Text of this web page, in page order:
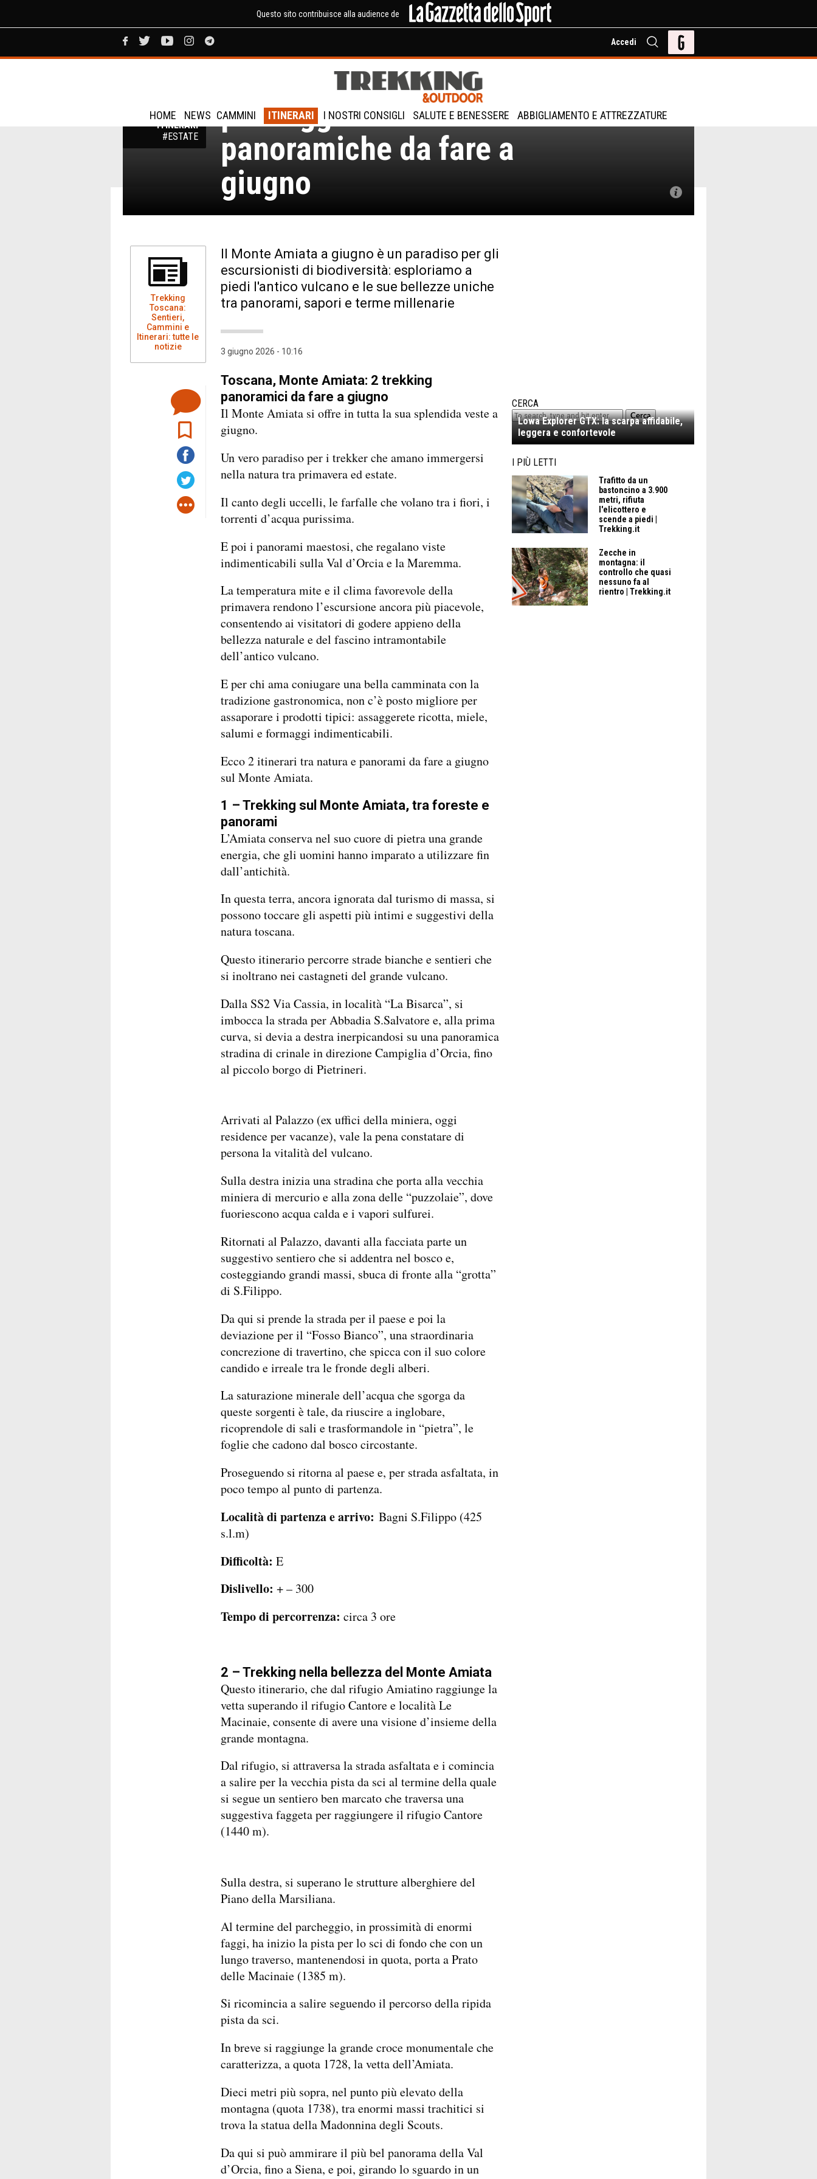
Questo sito contribuisce alla audience de
Accedi
HOME NEWS CAMMINI ITINERARI I NOSTRI CONSIGLI SALUTE E BENESSERE ABBIGLIAMENTO E ATTREZZATURE
CAMMINI E
ITINERARI
#ESTATE
Amiata bellissimo: 2
passeggiate
panoramiche da fare a
giugno
Trekking
Toscana:
Sentieri,
Cammini e
Itinerari: tutte le
notizie
Il Monte Amiata a giugno è un paradiso per gli
escursionisti di biodiversità: esploriamo a
piedi l'antico vulcano e le sue bellezze uniche
tra panorami, sapori e terme millenarie
3 giugno 2026 - 10:16
Toscana, Monte Amiata: 2 trekking
panoramici da fare a giugno
Il Monte Amiata si offre in tutta la sua splendida veste a
giugno.
Un vero paradiso per i trekker che amano immergersi
nella natura tra primavera ed estate.
Il canto degli uccelli, le farfalle che volano tra i fiori, i
torrenti d’acqua purissima.
E poi i panorami maestosi, che regalano viste
indimenticabili sulla Val d’Orcia e la Maremma.
La temperatura mite e il clima favorevole della
primavera rendono l’escursione ancora più piacevole,
consentendo ai visitatori di godere appieno della
bellezza naturale e del fascino intramontabile
dell’antico vulcano.
E per chi ama coniugare una bella camminata con la
tradizione gastronomica, non c’è posto migliore per
assaporare i prodotti tipici: assaggerete ricotta, miele,
salumi e formaggi indimenticabili.
Ecco 2 itinerari tra natura e panorami da fare a giugno
sul Monte Amiata.
1 – Trekking sul Monte Amiata, tra foreste e
panorami
L’Amiata conserva nel suo cuore di pietra una grande
energia, che gli uomini hanno imparato a utilizzare fin
dall’antichità.
In questa terra, ancora ignorata dal turismo di massa, si
possono toccare gli aspetti più intimi e suggestivi della
natura toscana.
Questo itinerario percorre strade bianche e sentieri che
si inoltrano nei castagneti del grande vulcano.
Dalla SS2 Via Cassia, in località “La Bisarca”, si
imbocca la strada per Abbadia S.Salvatore e, alla prima
curva, si devia a destra inerpicandosi su una panoramica
stradina di crinale in direzione Campiglia d’Orcia, fino
al piccolo borgo di Pietrineri.
Arrivati al Palazzo (ex uffici della miniera, oggi
residence per vacanze), vale la pena constatare di
persona la vitalità del vulcano.
Sulla destra inizia una stradina che porta alla vecchia
miniera di mercurio e alla zona delle “puzzolaie”, dove
fuoriescono acqua calda e i vapori sulfurei.
Ritornati al Palazzo, davanti alla facciata parte un
suggestivo sentiero che si addentra nel bosco e,
costeggiando grandi massi, sbuca di fronte alla “grotta”
di S.Filippo.
Da qui si prende la strada per il paese e poi la
deviazione per il “Fosso Bianco”, una straordinaria
concrezione di travertino, che spicca con il suo colore
candido e irreale tra le fronde degli alberi.
La saturazione minerale dell’acqua che sgorga da
queste sorgenti è tale, da riuscire a inglobare,
ricoprendole di sali e trasformandole in “pietra”, le
foglie che cadono dal bosco circostante.
Proseguendo si ritorna al paese e, per strada asfaltata, in
poco tempo al punto di partenza.
Località di partenza e arrivo: Bagni S.Filippo (425
s.l.m)
Difficoltà: E
Dislivello: + – 300
Tempo di percorrenza: circa 3 ore
2 – Trekking nella bellezza del Monte Amiata
Questo itinerario, che dal rifugio Amiatino raggiunge la
vetta superando il rifugio Cantore e località Le
Macinaie, consente di avere una visione d’insieme della
grande montagna.
Dal rifugio, si attraversa la strada asfaltata e i comincia
a salire per la vecchia pista da sci al termine della quale
si segue un sentiero ben marcato che traversa una
suggestiva faggeta per raggiungere il rifugio Cantore
(1440 m).
Sulla destra, si superano le strutture alberghiere del
Piano della Marsiliana.
Al termine del parcheggio, in prossimità di enormi
faggi, ha inizio la pista per lo sci di fondo che con un
lungo traverso, mantenendosi in quota, porta a Prato
delle Macinaie (1385 m).
Si ricomincia a salire seguendo il percorso della ripida
pista da sci.
In breve si raggiunge la grande croce monumentale che
caratterizza, a quota 1728, la vetta dell’Amiata.
Dieci metri più sopra, nel punto più elevato della
montagna (quota 1738), tra enormi massi trachitici si
trova la statua della Madonnina degli Scouts.
Da qui si può ammirare il più bel panorama della Val
d’Orcia, fino a Siena, e poi, girando lo sguardo in un
CERCA
Cerca
Lowa Explorer GTX: la scarpa affidabile,
leggera e confortevole
I PIÙ LETTI
Trafitto da un
bastoncino a 3.900
metri, rifiuta
l'elicottero e
scende a piedi |
Trekking.it
Zecche in
montagna: il
controllo che quasi
nessuno fa al
rientro | Trekking.it